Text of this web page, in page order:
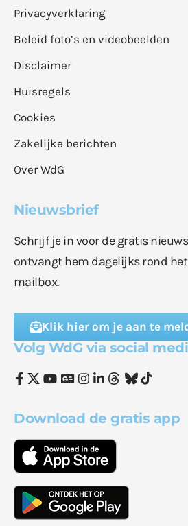
Privacyverklaring
Beleid foto’s en videobeelden
Disclaimer
Huisregels
Cookies
Zakelijke berichten
Over WdG
Nieuwsbrief
Schrijf je in voor de gratis
ontvangt hem dagelijks rond
mailbox.
Klik hier om je aan te
Volg WdG via social
Download de gratis app